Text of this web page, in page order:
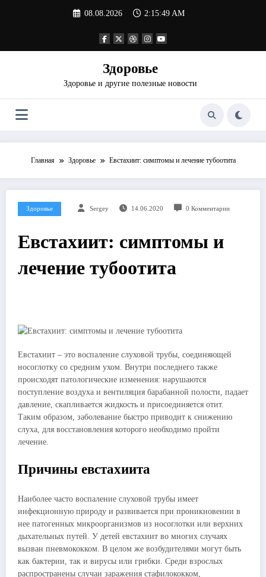
08.08.2026 2:15:49 AM
Здоровье
Здоровье и другие полезные новости
Главная Здоровье Евстахиит: симптомы и лечение тубоотита
Здоровье Sergey 14.06.2020 0 Комментарии
Евстахиит: симптомы и
лечение тубоотита
Евстахиит – это воспаление слуховой трубы, соединяющей
носоглотку со средним ухом. Внутри последнего также
происходят патологические изменения: нарушаются
поступление воздуха и вентиляция барабанной полости, падает
давление, скапливается жидкость и присоединяется отит.
Таким образом, заболевание быстро приводит к снижению
слуха, для восстановления которого необходимо пройти
лечение.
Причины евстахиита
Наиболее часто воспаление слуховой трубы имеет
инфекционную природу и развивается при проникновении в
нее патогенных микроорганизмов из носоглотки или верхних
дыхательных путей. У детей евстахиит во многих случаях
вызван пневмококком. В целом же возбудителями могут быть
как бактерии, так и вирусы или грибки. Среди взрослых
распространены случаи заражения стафилококком,